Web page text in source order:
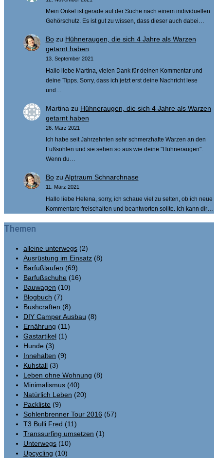
Mein Onkel ist gerade auf der Suche nach einem individuellen
Gehörschutz. Es ist gut zu wissen, dass dieser auch dabei…
Bozu Hühneraugen, die sich 4 Jahre als Warzen
getarnt haben
13. September 2021
Hallo liebe Martina, vielen Dank für deinen Kommentar und
deine Tipps. Sorry, dass ich jetzt erst deine Nachricht lese
und…
Martina zu Hühneraugen, die sich 4 Jahre als Warzen
getarnt haben
26. März 2021
Ich habe seit Jahrzehnten sehr schmerzhafte Warzen an den
Fußsohlen und sie sehen so aus wie deine "Hühneraugen".
Wenn du…
Bozu Alptraum Schnarchnase
11. März 2021
Hallo liebe Helena, sorry, ich schaue viel zu selten, ob ich neue
Kommentare freischalten und beantworten sollte. Ich kann dir…
Themen
alleine unterwegs (2)
Ausrüstung im Einsatz (8)
Barfußlaufen (69)
Barfußschuhe (16)
Bauwagen (10)
Blogbuch (7)
Bushcraften (8)
DIY Camper Ausbau (8)
Ernährung (11)
Gastartikel (1)
Hunde (3)
Innehalten (9)
Kuhstall (3)
Leben ohne Wohnung (8)
Minimalismus (40)
Natürlich Leben (20)
Packliste (9)
Sohlenbrenner Tour 2016 (57)
T3 Bulli Fred (11)
Transsurfing umsetzen (1)
Unterwegs (10)
Upcycling (10)